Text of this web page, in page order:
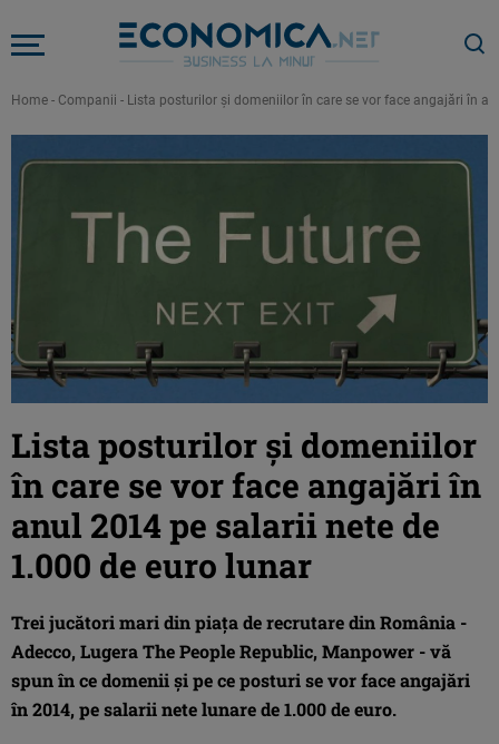
Home - Companii - Lista posturilor şi domeniilor în care se vor face angajări în
Lista posturilor şi domeniilor
în care se vor face angajări în
anul 2014 pe salarii nete de
1.000 de euro lunar
Trei jucători mari din piaţa de recrutare din România -
Adecco, Lugera The People Republic, Manpower - vă
spun în ce domenii şi pe ce posturi se vor face angajări
în 2014, pe salarii nete lunare de 1.000 de euro.